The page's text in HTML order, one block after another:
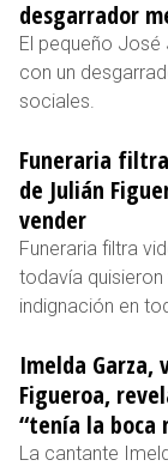
desgarrador
El pequeño José
con un
sociales.
Funeraria
de Julián
vender
Funeraria filtra
todavía
indignación en
Imelda Garza,
Figueroa,
“tenía la boca
La cantante